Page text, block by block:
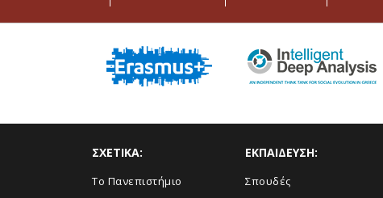
ΣΧΕΤΙΚΑ:
Το Πανεπιστήμιο
ΕΚΠΑΙΔΕΥΣΗ:
Σπουδές